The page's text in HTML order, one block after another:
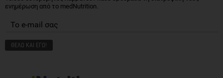
ενημέρωση από το medNutrition.